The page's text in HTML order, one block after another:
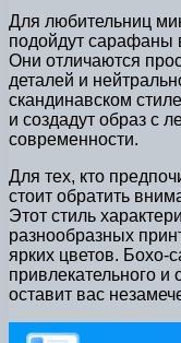
Для любительниц
подойдут сарафаны
Они отличаются
деталей и
скандинавском
и создадут образ с
современности.
Для тех, кто
стоит обратить
Этот стиль
разнообразных
ярких цветов. Бохо-
привлекательного и
оставит вас